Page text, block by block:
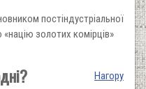
постіндустріальної
золотих комірців»
Нагору